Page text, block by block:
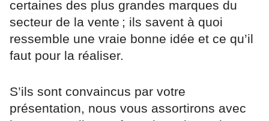
certaines des plus grandes marques du
secteur de la vente ; ils savent à quoi
ressemble une vraie bonne idée et ce qu’il
faut pour la réaliser.
S’ils sont convaincus par votre
présentation, nous vous assortirons avec